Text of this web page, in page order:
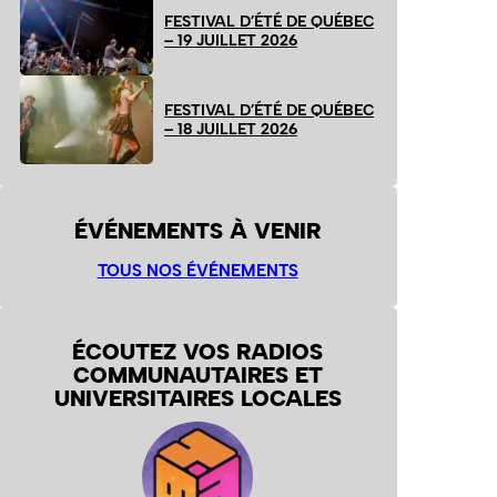
FESTIVAL D’ÉTÉ DE QUÉBEC
– 19 JUILLET 2026
FESTIVAL D’ÉTÉ DE QUÉBEC
– 18 JUILLET 2026
ÉVÉNEMENTS À VENIR
TOUS NOS ÉVÉNEMENTS
ÉCOUTEZ VOS RADIOS
COMMUNAUTAIRES ET
UNIVERSITAIRES LOCALES